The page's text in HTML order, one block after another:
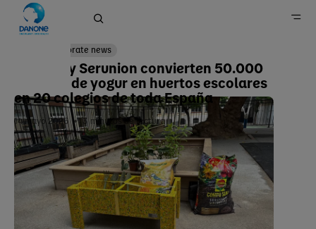
Página principal
Prensa
14 mayo 2026
3 minutos de lectura
Danone y Serunion convierten 50.000
envases de yogur en huertos escolares
en 20 colegios de toda España
Corporate news